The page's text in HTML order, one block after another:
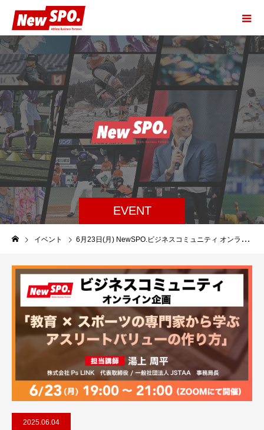
EVENT
イベント 6月23日(月) NewSPO.ビジネスコミュニティ オンライン企画 「教育×スポーツの専門家から学ぶアスリートバリューの作り方」
2025.06.04